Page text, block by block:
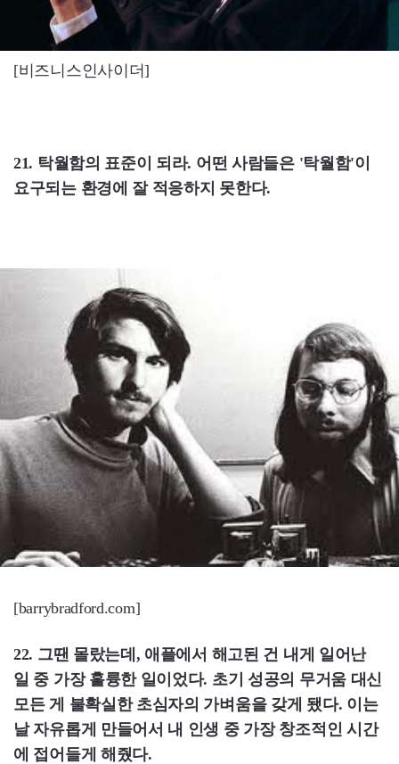
[비즈니스인사이더]
21. 탁월함의 표준이 되라. 어떤 사람들은 '탁월함'이
요구되는 환경에 잘 적응하지 못한다.
[barrybradford.com]
22. 그땐 몰랐는데, 애플에서 해고된 건 내게 일어난
일 중 가장 훌륭한 일이었다. 초기 성공의 무거움 대신
모든 게 불확실한 초심자의 가벼움을 갖게 됐다. 이는
날 자유롭게 만들어서 내 인생 중 가장 창조적인 시간
에 접어들게 해줬다.